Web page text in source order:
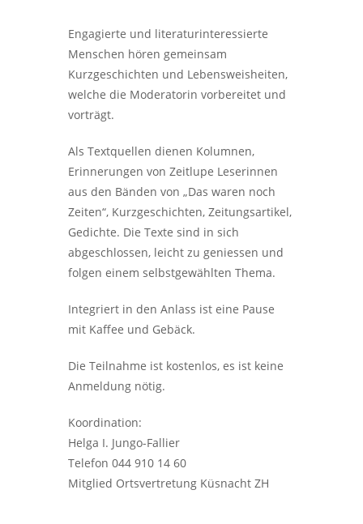
Engagierte und literaturinteressierte
Menschen hören gemeinsam
Kurzgeschichten und Lebensweisheiten,
welche die Moderatorin vorbereitet und
vorträgt.
Als Textquellen dienen Kolumnen,
Erinnerungen von Zeitlupe Leserinnen
aus den Bänden von „Das waren noch
Zeiten“, Kurzgeschichten, Zeitungsartikel,
Gedichte. Die Texte sind in sich
abgeschlossen, leicht zu geniessen und
folgen einem selbstgewählten Thema.
Integriert in den Anlass ist eine Pause
mit Kaffee und Gebäck.
Die Teilnahme ist kostenlos, es ist keine
Anmeldung nötig.
Koordination:
Helga I. Jungo-Fallier
Telefon 044 910 14 60
Mitglied Ortsvertretung Küsnacht ZH